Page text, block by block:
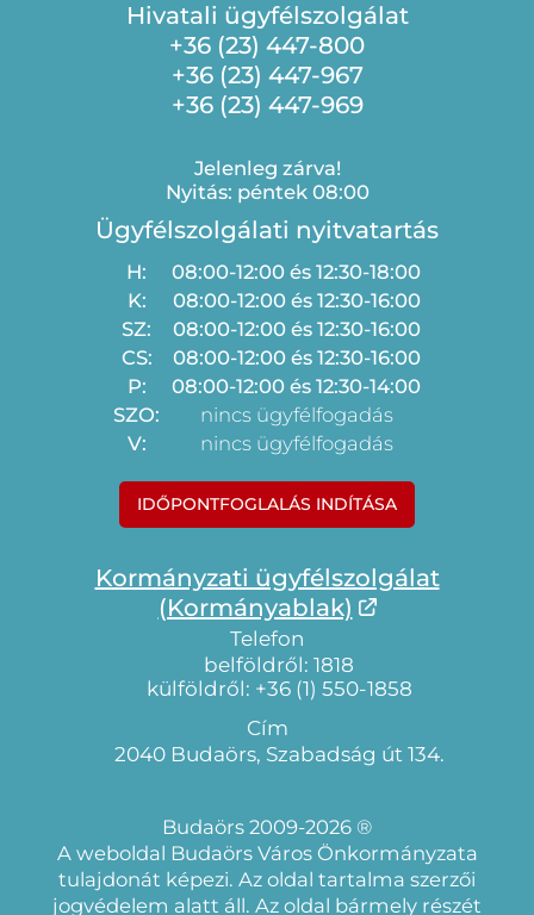
Hivatali ügyfélszolgálat
+36 (23) 447-800
+36 (23) 447-967
+36 (23) 447-969
Jelenleg zárva!
Nyitás: péntek 08:00
Ügyfélszolgálati nyitvatartás
H:
08:00-12:00 és 12:30-18:00
K:
08:00-12:00 és 12:30-16:00
SZ:
08:00-12:00 és 12:30-16:00
CS:
08:00-12:00 és 12:30-16:00
P:
08:00-12:00 és 12:30-14:00
SZO:
nincs ügyfélfogadás
V:
nincs ügyfélfogadás
IDŐPONTFOGLALÁS INDÍTÁSA
Kormányzati ügyfélszolgálat
(Kormányablak)
Telefon
belföldről: 1818
külföldről: +36 (1) 550-1858
Cím
2040 Budaörs, Szabadság út 134.
Budaörs 2009-2026 ®
A weboldal Budaörs Város Önkormányzata
tulajdonát képezi. Az oldal tartalma szerzői
jogvédelem alatt áll. Az oldal bármely részét